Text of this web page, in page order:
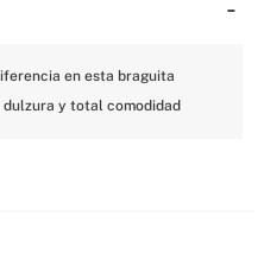
en esta braguita
dulzura y total comodidad